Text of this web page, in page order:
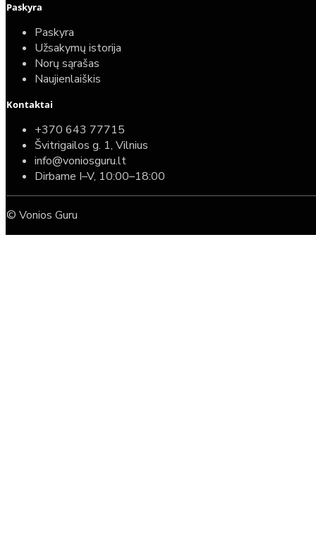
Paskyra
Paskyra
Užsakymų istorija
Norų sąrašas
Naujienlaiškis
Kontaktai
+370 643 77715
Švitrigailos g. 1, Vilnius
info@voniosguru.lt
Dirbame I–V, 10:00–18:00
© Vonios Guru